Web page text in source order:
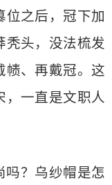
位之后，冠下加
秃头，没法梳发
帻、再戴冠。这
，一直是文职人
吗？乌纱帽是怎